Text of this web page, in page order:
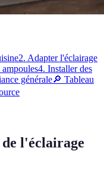
2. Adapter l'éclairage
4. Installer des
générale🔎 Tableau
l'éclairage